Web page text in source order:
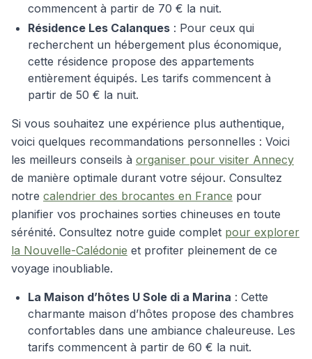
commencent à partir de 70 € la nuit.
Résidence Les Calanques : Pour ceux qui
recherchent un hébergement plus économique,
cette résidence propose des appartements
entièrement équipés. Les tarifs commencent à
partir de 50 € la nuit.
Si vous souhaitez une expérience plus authentique,
voici quelques recommandations personnelles : Voici
les meilleurs conseils à organiser pour visiter Annecy
de manière optimale durant votre séjour. Consultez
notre calendrier des brocantes en France pour
planifier vos prochaines sorties chineuses en toute
sérénité. Consultez notre guide complet pour explorer
la Nouvelle-Calédonie et profiter pleinement de ce
voyage inoubliable.
La Maison d’hôtes U Sole di a Marina : Cette
charmante maison d’hôtes propose des chambres
confortables dans une ambiance chaleureuse. Les
tarifs commencent à partir de 60 € la nuit.